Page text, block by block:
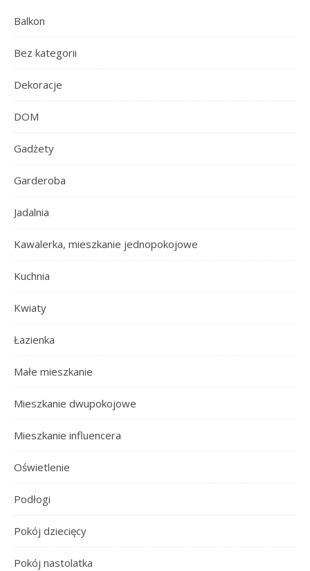
Balkon
Bez kategorii
Dekoracje
DOM
Gadżety
Garderoba
Jadalnia
Kawalerka, mieszkanie jednopokojowe
Kuchnia
Kwiaty
Łazienka
Małe mieszkanie
Mieszkanie dwupokojowe
Mieszkanie influencera
Oświetlenie
Podłogi
Pokój dziecięcy
Pokój nastolatka